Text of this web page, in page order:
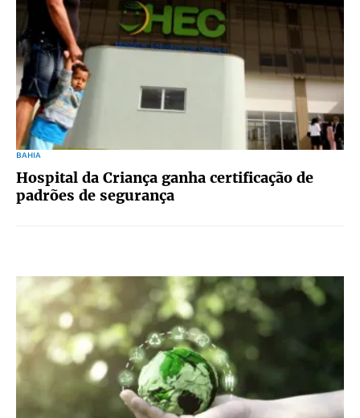
BAHIA
Hospital da Criança ganha certificação de
padrões de segurança